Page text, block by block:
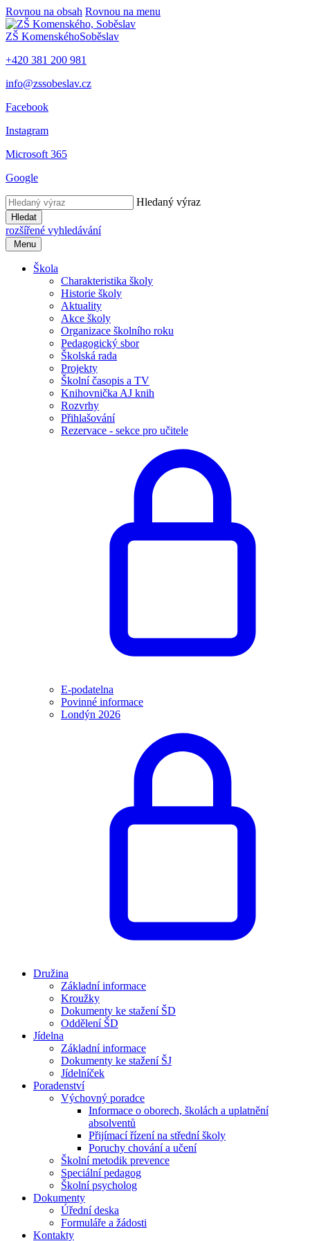
Rovnou na obsah Rovnou na menu
ZŠ KomenskéhoSoběslav
+420 381 200 981
info@zssobeslav.cz
Facebook
Instagram
Microsoft 365
Google
Hledaný výraz
Hledat
rozšířené vyhledávání
Menu
Škola
Charakteristika školy
Historie školy
Aktuality
Akce školy
Organizace školního roku
Pedagogický sbor
Školská rada
Projekty
Školní časopis a TV
Knihovnička AJ knih
Rozvrhy
Přihlašování
Rezervace - sekce pro učitele
E-podatelna
Povinné informace
Londýn 2026
Družina
Základní informace
Kroužky
Dokumenty ke stažení ŠD
Oddělení ŠD
Jídelna
Základní informace
Dokumenty ke stažení ŠJ
Jídelníček
Poradenství
Výchovný poradce
Informace o oborech, školách a uplatnění
absolventů
Přijímací řízení na střední školy
Poruchy chování a učení
Školní metodik prevence
Speciální pedagog
Školní psycholog
Dokumenty
Úřední deska
Formuláře a žádosti
Kontakty